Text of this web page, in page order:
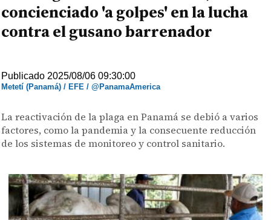
concienciado 'a golpes' en la lucha
contra el gusano barrenador
Publicado 2025/08/06 09:30:00
Metetí (Panamá) / EFE / @PanamaAmerica
La reactivación de la plaga en Panamá se debió a varios
factores, como la pandemia y la consecuente reducción
de los sistemas de monitoreo y control sanitario.